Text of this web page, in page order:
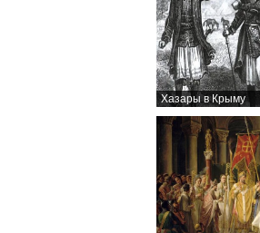
Хазары в Крыму